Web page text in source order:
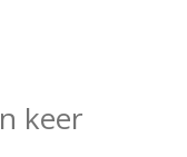
keer